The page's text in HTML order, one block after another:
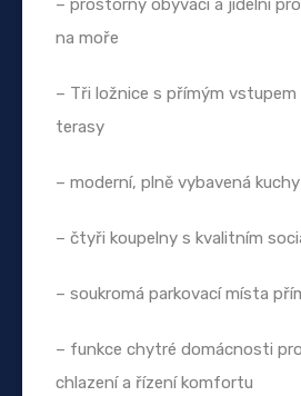
– prostorný obývací a jídelní
na moře
– Tři ložnice s přímým vstupem
terasy
– moderní, plně vybavená
– čtyři koupelny s kvalitním
– soukromá parkovací místa
– funkce chytré domácnosti
chlazení a řízení komfortu